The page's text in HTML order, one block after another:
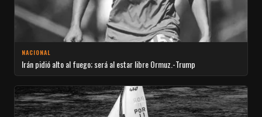
NACIONAL
Irán pidió alto al fuego; será al estar libre Ormuz.-Trump